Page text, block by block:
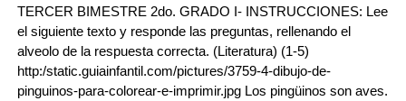
TERCER BIMESTRE 2do. GRADO I- INSTRUCCIONES: Lee
el siguiente texto y responde las preguntas, rellenando el
alveolo de la respuesta correcta. (Literatura) (1-5)
http:/static.guiainfantil.com/pictures/3759-4-dibujo-de-
pinguinos-para-colorear-e-imprimir.jpg Los pingüinos son aves.